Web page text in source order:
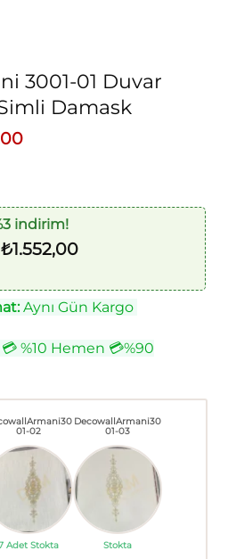
3001-01 Duvar
Damask
Şu
indirim!
₺1.552,00
Aynı Gün Kargo
%10 Hemen 💳%90
01-02
Adet Stokta
DecowallArmani30
01-03
Stokta